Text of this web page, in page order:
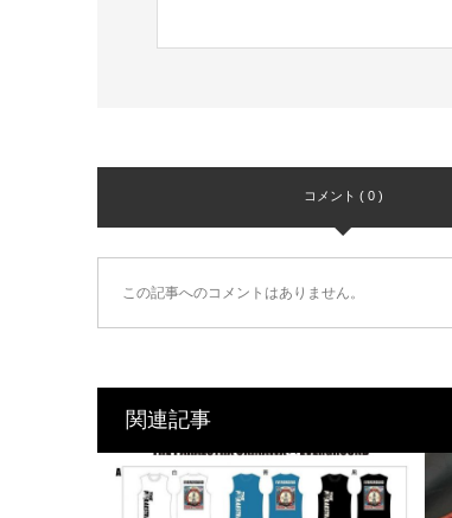
コメント ( 0 )
この記事へのコメントはありません。
関連記事